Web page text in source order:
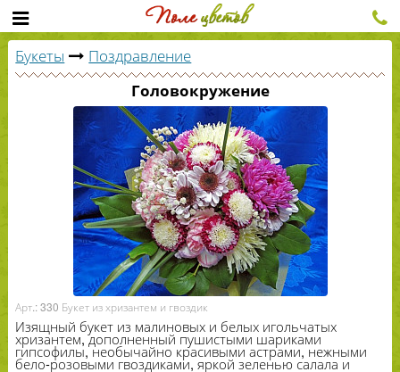
Букеты Поздравление
Головокружение
Арт.: 330 Букет из хризантем и гвоздик
Изящный букет из малиновых и белых игольчатых
хризантем, дополненный пушистыми шариками
гипсофилы, необычайно красивыми астрами, нежными
бело-​розовыми гвоздиками, яркой зеленью салала и